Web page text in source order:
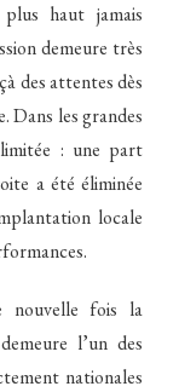
haut jamais
demeure très
des attentes dès
Dans les grandes
: une part
a été éliminée
locale
nouvelle fois la
l’un des
nationales